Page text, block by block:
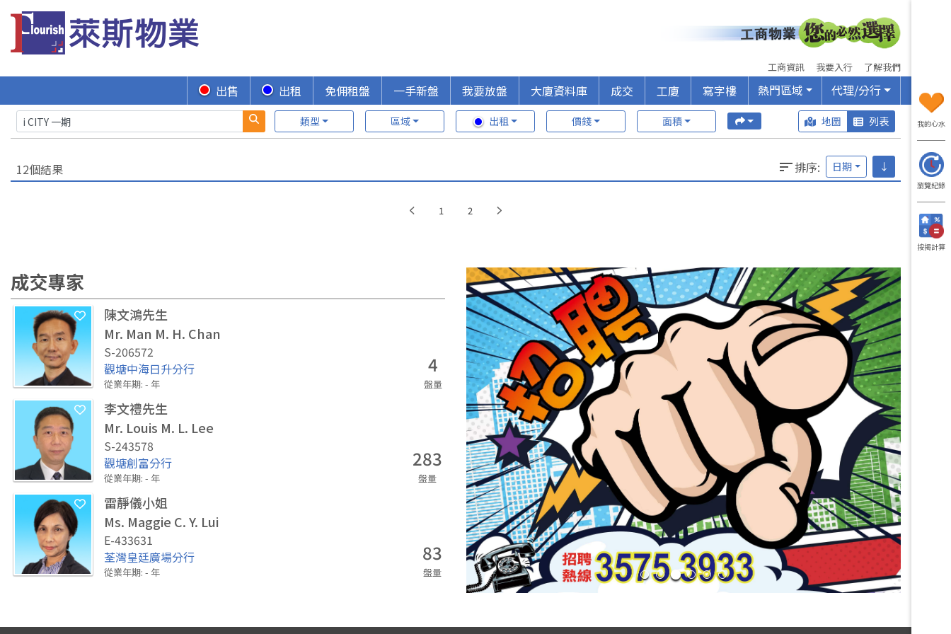
工商資訊 我要入行 了解我們
出售 出租 免佣租盤 一手新盤 我要放盤 大廈資料庫 成交 工廈 寫字樓 熱門區域 代理/分行
類型 區域 出租 價錢 面積 地圖 列表
12個結果 排序: 日期 ↓
1 2
成交專家
陳文鴻先生
Mr. Man M. H. Chan
S-206572
觀塘中海日升分行
從業年期: - 年
4
盤量
李文禮先生
Mr. Louis M. L. Lee
S-243578
觀塘創富分行
從業年期: - 年
283
盤量
雷靜儀小姐
Ms. Maggie C. Y. Lui
E-433631
荃灣皇廷廣場分行
從業年期: - 年
83
盤量
我的心水
瀏覽紀錄
按揭計算